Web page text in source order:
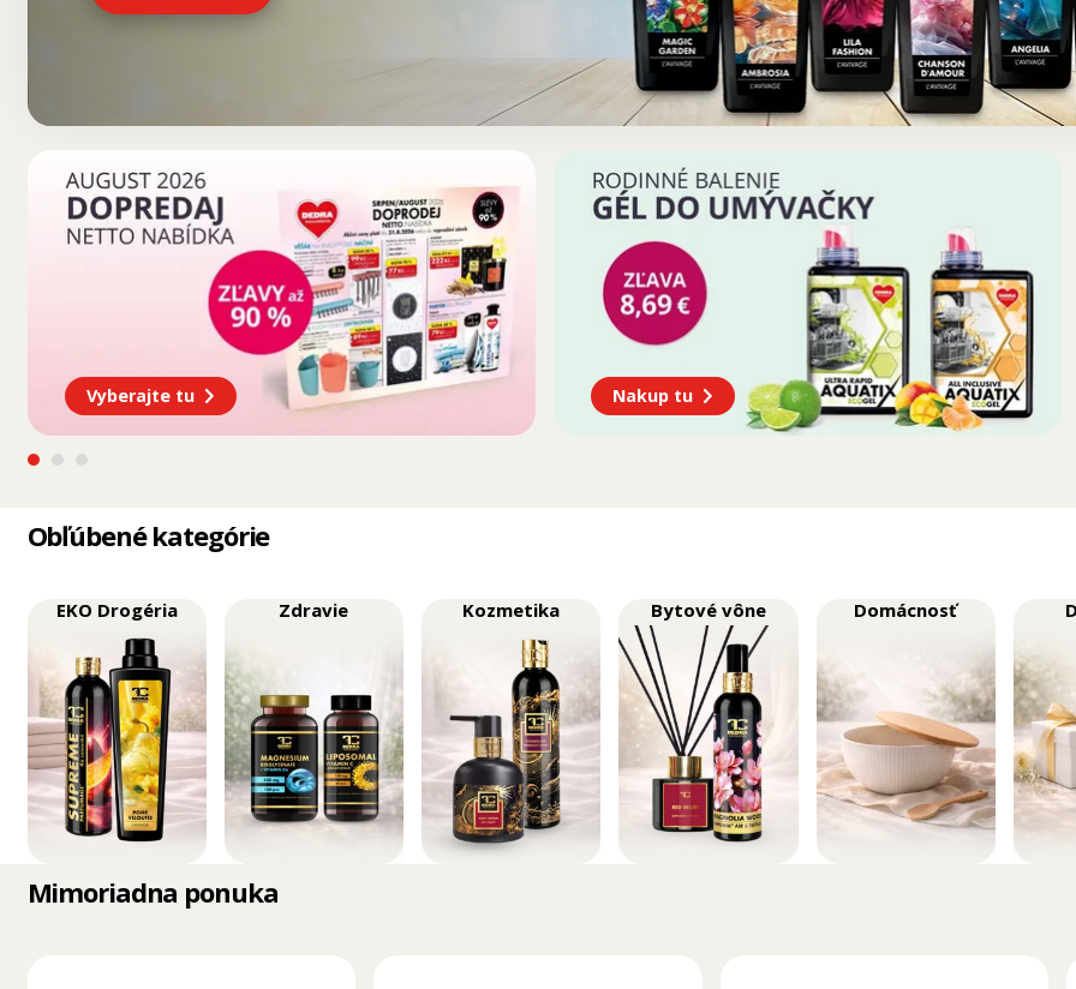
Vyberajte tu Nakup tu
Obľúbené kategórie
EKO Drogéria Zdravie Kozmetika Bytové vône Domácnosť
Mimoriadna ponuka